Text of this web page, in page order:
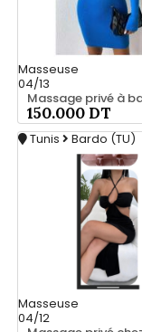
Masseuse
04/13
150.000 DT
Tunis Bardo (TU)
Masseuse
04/12